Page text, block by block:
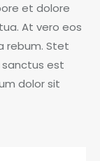
et dolore
At vero eos
rebum. Stet
est
dolor sit